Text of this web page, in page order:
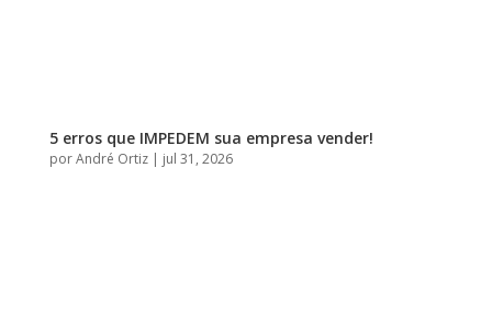
5 erros que IMPEDEM sua empresa vender!
porAndré Ortiz| jul 31, 2026